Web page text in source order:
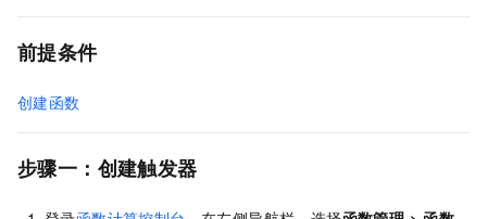
前提条件
创建函数
步骤一：创建触发器